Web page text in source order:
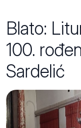
Blato:
100.
Sardelić